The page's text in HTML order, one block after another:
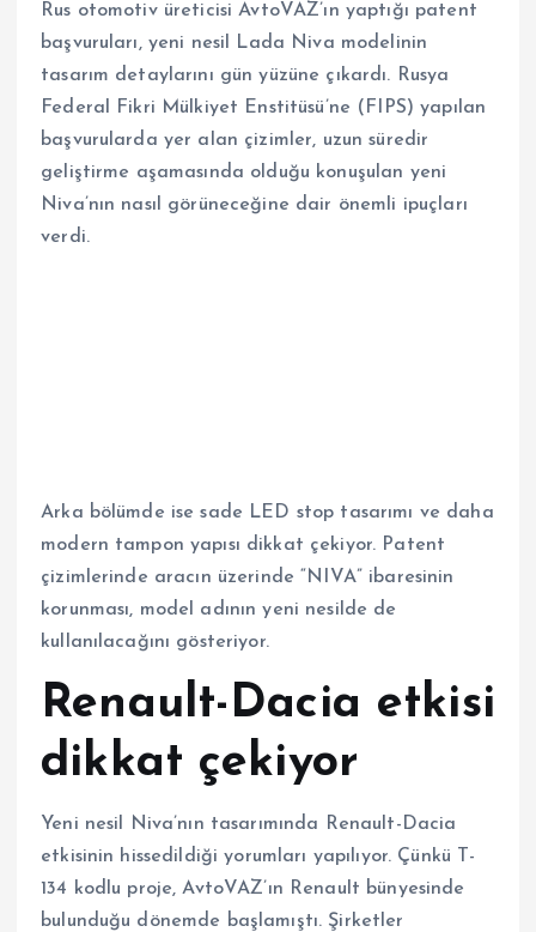
Rus otomotiv üreticisi AvtoVAZ’ın yaptığı patent
başvuruları, yeni nesil
Lada Niva modelinin
tasarım detaylarını gün yüzüne çıkardı. Rusya
Federal Fikri Mülkiyet Enstitüsü’ne (FIPS) yapılan
başvurularda yer alan çizimler, uzun süredir
geliştirme aşamasında olduğu konuşulan yeni
Niva’nın nasıl görüneceğine dair önemli ipuçları
verdi.
Arka bölümde ise sade LED stop tasarımı ve daha
modern tampon yapısı dikkat çekiyor. Patent
çizimlerinde aracın üzerinde “NIVA” ibaresinin
korunması, model adının yeni nesilde de
kullanılacağını gösteriyor.
Renault-Dacia etkisi
dikkat çekiyor
Yeni nesil Niva’nın tasarımında Renault-Dacia
etkisinin hissedildiği yorumları yapılıyor. Çünkü T-
134 kodlu proje, AvtoVAZ’ın Renault bünyesinde
bulunduğu dönemde başlamıştı. Şirketler